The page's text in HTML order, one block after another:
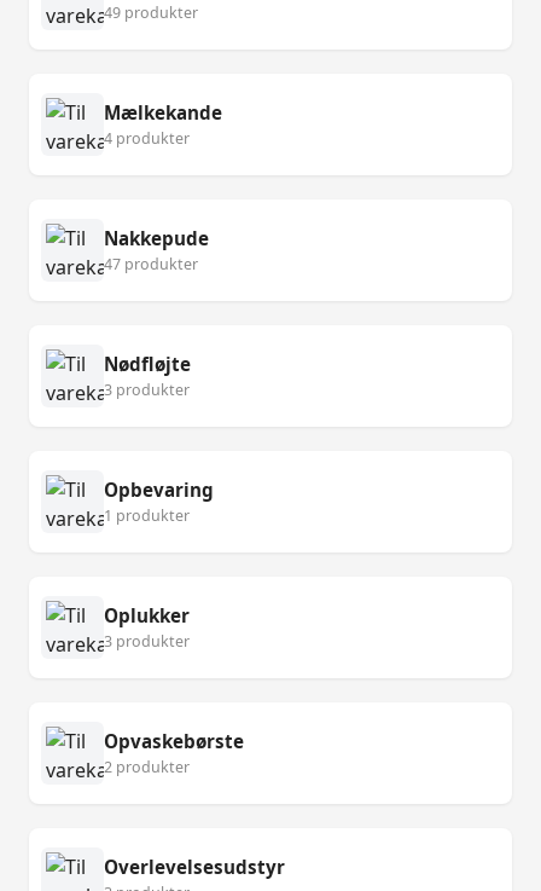
49 produkter
Mælkekande
4 produkter
Nakkepude
47 produkter
Nødfløjte
3 produkter
Opbevaring
1 produkter
Oplukker
3 produkter
Opvaskebørste
2 produkter
Overlevelsesudstyr